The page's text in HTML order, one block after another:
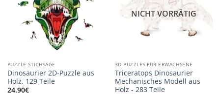
PUZZLE STICHSÄGE
Dinosaurier 2D-Puzzle aus
Holz. 129 Teile
24.90€
NICHT VORRÄTIG
3D-PUZZLES FÜR ERWACHSENE
Triceratops Dinosaurier
Mechanisches Modell aus
Holz - 283 Teile